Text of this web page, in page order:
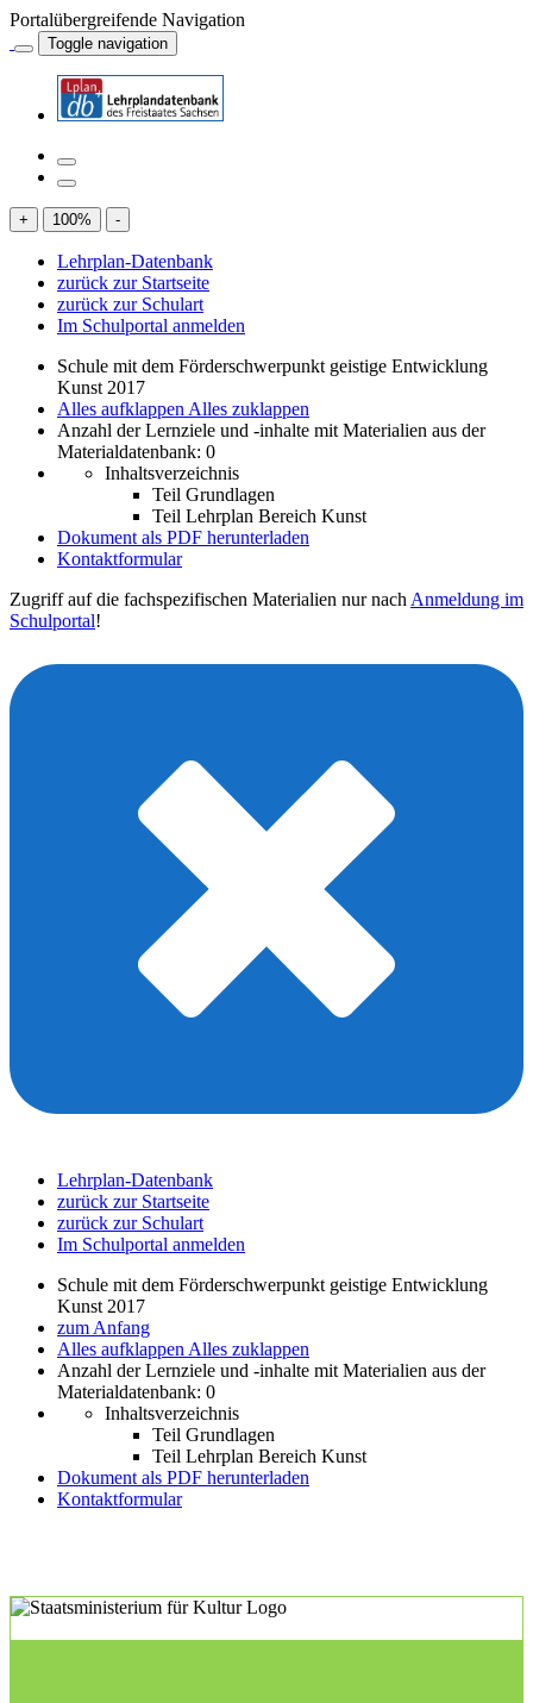
Portalübergreifende Navigation
Toggle navigation
+ 100% -
Lehrplan-Datenbank
zurück zur Startseite
zurück zur Schulart
Im Schulportal anmelden
Schule mit dem Förderschwerpunkt geistige Entwicklung
Kunst 2017
Alles aufklappen Alles zuklappen
Anzahl der Lernziele und -inhalte mit Materialien aus der
Materialdatenbank: 0
Inhaltsverzeichnis
Teil Grundlagen
Teil Lehrplan Bereich Kunst
Dokument als PDF herunterladen
Kontaktformular
Zugriff auf die fachspezifischen Materialien nur nach Anmeldung im
Schulportal!
Lehrplan-Datenbank
zurück zur Startseite
zurück zur Schulart
Im Schulportal anmelden
Schule mit dem Förderschwerpunkt geistige Entwicklung
Kunst 2017
zum Anfang
Alles aufklappen Alles zuklappen
Anzahl der Lernziele und -inhalte mit Materialien aus der
Materialdatenbank: 0
Inhaltsverzeichnis
Teil Grundlagen
Teil Lehrplan Bereich Kunst
Dokument als PDF herunterladen
Kontaktformular